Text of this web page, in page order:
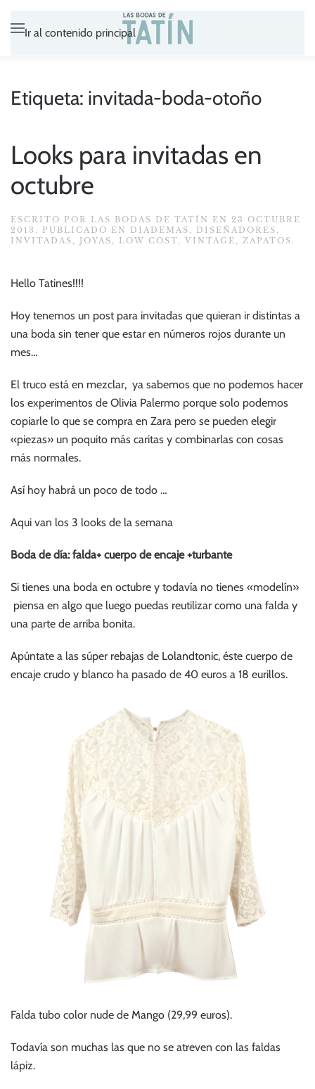
Ir al contenido principal
Etiqueta: invitada-boda-otoño
Looks para invitadas en
octubre
ESCRITO POR LAS BODAS DE TATÍN EN 23 OCTUBRE
2013 . PUBLICADO EN DIADEMAS , DISEÑADORES ,
INVITADAS , JOYAS , LOW COST, VINTAGE , ZAPATOS .
Hello Tatines!!!!
Hoy tenemos un post para invitadas que quieran ir distintas a
una boda sin tener que estar en números rojos durante un
mes…
El truco está en mezclar, ya sabemos que no podemos hacer
los experimentos de Olivia Palermo porque solo podemos
copiarle lo que se compra en Zara pero se pueden elegir
«piezas» un poquito más caritas y combinarlas con cosas
más normales.
Así hoy habrá un poco de todo …
Aqui van los 3 looks de la semana
Boda de día: falda+ cuerpo de encaje +turbante
Si tienes una boda en octubre y todavía no tienes «modelín»
piensa en algo que luego puedas reutilizar como una falda y
una parte de arriba bonita.
Apúntate a las súper rebajas de Lolandtonic, éste cuerpo de
encaje crudo y blanco ha pasado de 40 euros a 18 eurillos.
Falda tubo color nude de Mango (29,99 euros).
Todavía son muchas las que no se atreven con las faldas
lápiz.